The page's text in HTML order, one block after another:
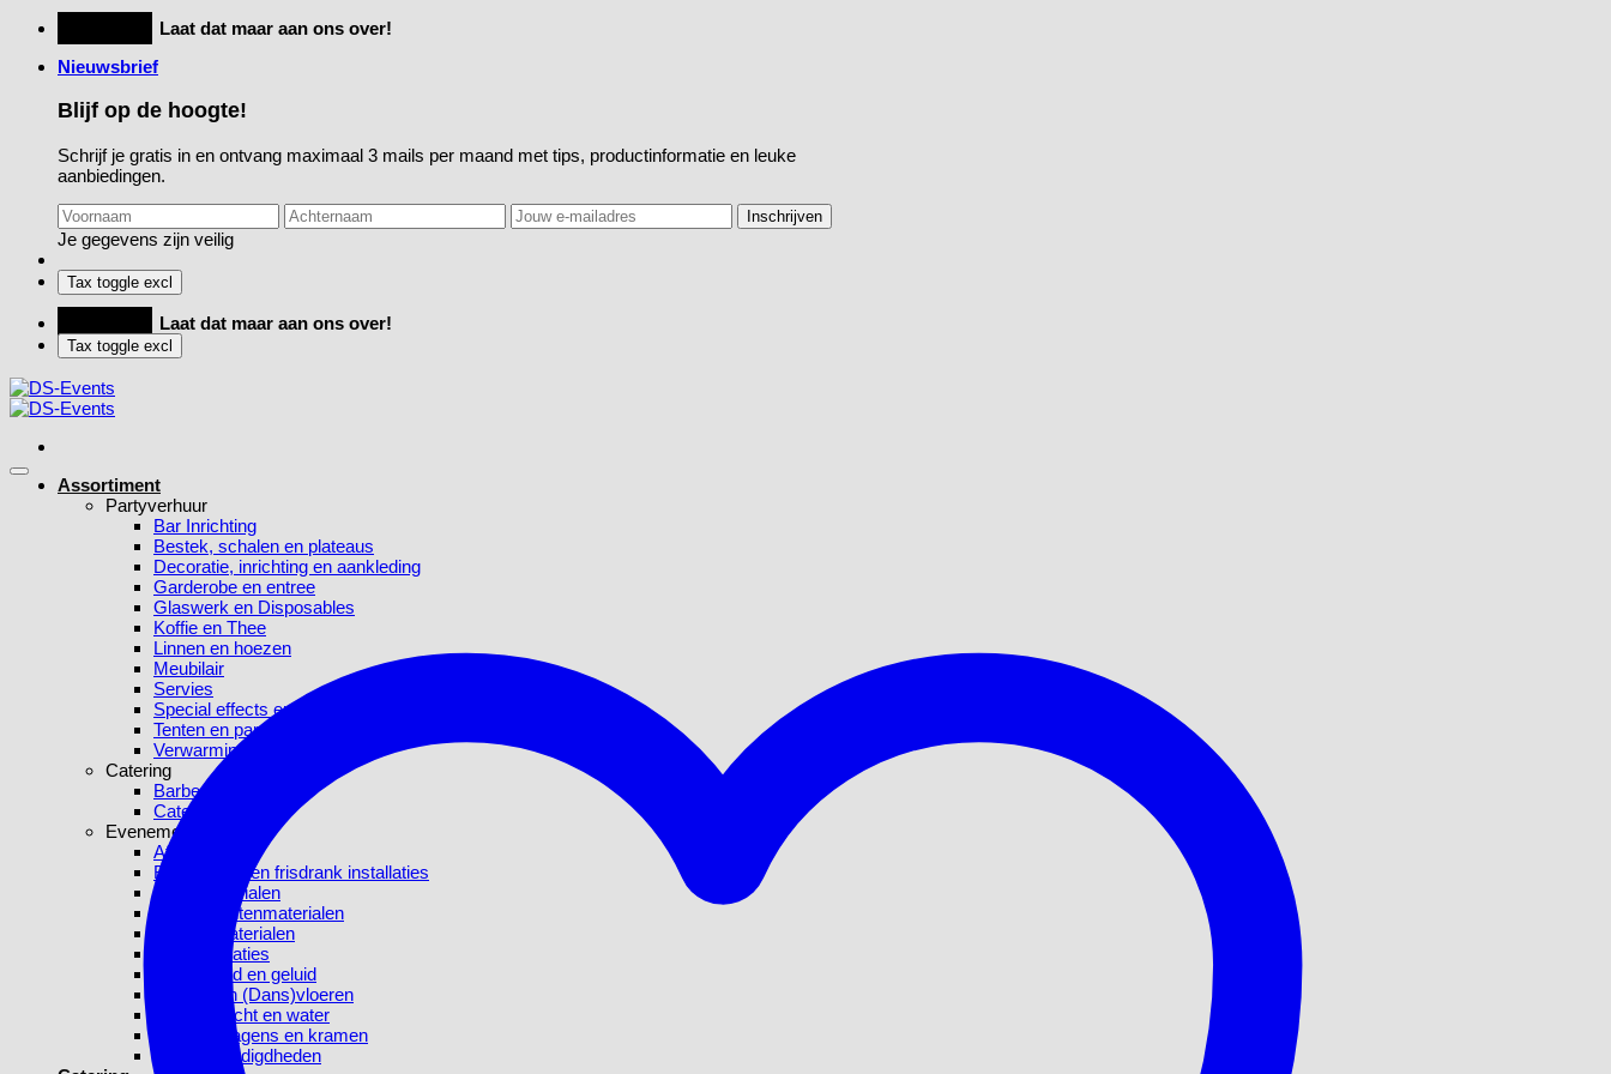
inhoud
Laat dat maar aan ons over!
Nieuwsbrief
Blijf op de hoogte!
Schrijf je gratis in en ontvang maximaal 3 mails per maand met tips, productinformatie en leuke
aanbiedingen.
Je gegevens zijn veilig
Laat dat maar aan ons over!
Assortiment
Partyverhuur
Bar Inrichting
Bestek, schalen en plateaus
Decoratie, inrichting en aankleding
Garderobe en entree
Glaswerk en Disposables
Koffie en Thee
Linnen en hoezen
Meubilair
Servies
Special effects en blikvangers
Tenten en parasols
Verwarming
Catering
Barbecue
Catering
Evenementen
Afrekenen
Bier-, sterk- en frisdrank installaties
Buffetmaterialen
Evenementenmaterialen
Keukenmaterialen
Koelinstallaties
Licht, beeld en geluid
Podium en (Dans)vloeren
Stroom, lucht en water
Verkoopwagens en kramen
Video benodigdheden